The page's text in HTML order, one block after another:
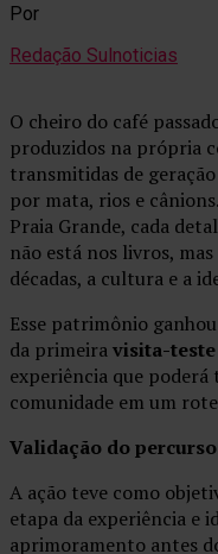
Por
Redação Sulnoticias
O cheiro do café
produzidos na própria
transmitidas de
por mata, rios e
Praia Grande, cada
não está nos livros,
décadas, a cultura e a
Esse patrimônio
da primeiravisita-
experiência que
comunidade em um
Validação do percurso
A ação teve como
etapa da experiência e
aprimoramento antes